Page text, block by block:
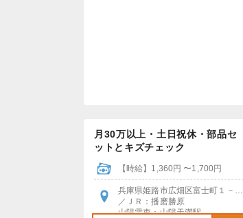
月30万以上・土日祝休・部品セ
ットとキズチェック
【時給】1,360円 〜1,700円
兵庫県姫路市広畑区富士町１－４０
／ＪＲ：播磨勝原
山陽電車：山陽天満駅